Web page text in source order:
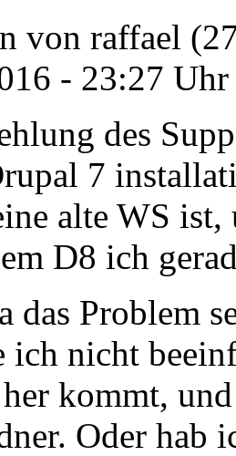
von raffael
- 23:27 Uhr
des
7
alte WS
D8 ich
das Problem
ich nicht
kommt,
Oder hab